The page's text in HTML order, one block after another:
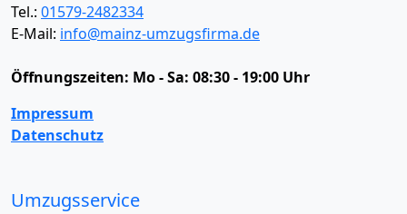
Tel.: 01579-2482334
E-Mail: info@mainz-umzugsfirma.de
Öffnungszeiten: Mo - Sa: 08:30 - 19:00 Uhr
Impressum
Datenschutz
Umzugsservice